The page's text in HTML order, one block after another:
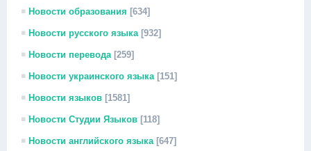
Новости образования [634]
Новости русского языка [932]
Новости перевода [259]
Новости украинского языка [151]
Новости языков [1581]
Новости Студии Языков [118]
Новости английского языка [647]